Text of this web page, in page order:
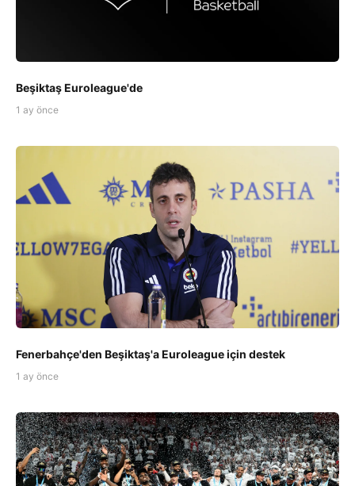
Beşiktaş Euroleague'de
1 ay önce
Fenerbahçe'den Beşiktaş'a Euroleague için destek
1 ay önce